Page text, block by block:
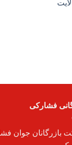
لایت
فشارکی
بازرگانان جوان